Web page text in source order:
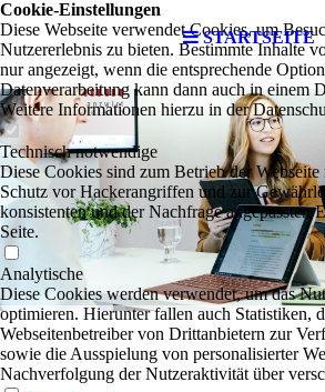
STARTSEITE
Cookie-Einstellungen
Diese Webseite verwendet Cookies, um
Nutzererlebnis zu bieten. Bestimmte Inhalte
nur angezeigt, wenn die entsprechende
Datenverarbeitung kann dann auch in einem
Weitere Informationen hierzu in der
Technisch notwendige
Diese Cookies sind zum Betrieb der
Schutz vor Hackerangriffen und zur
konsistenten und der Nachfrage angepassten
Seite.
Analytische
Diese Cookies werden verwendet, um das
optimieren. Hierunter fallen auch Statistiken,
Webseitenbetreiber von Drittanbietern zur
sowie die Ausspielung von personalisierter
Nachverfolgung der Nutzeraktivität über